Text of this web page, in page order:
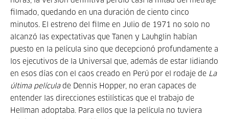
filmado, quedando en una duración de ciento cinco
minutos. El estreno del filme en Julio de 1971 no solo no
alcanzó las expectativas que Tanen y Lauhglin habían
puesto en la película sino que decepcionó profundamente a
los ejecutivos de la Universal que, además de estar lidiando
en esos días con el caos creado en Perú por el rodaje de La
última películade Dennis Hopper, no eran capaces de
entender las direcciones estilísticas que el trabajo de
Hellman adoptaba. Para ellos que la película no tuviera